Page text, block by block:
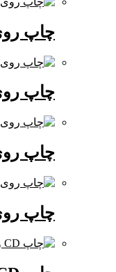
چاپ روی سنگ
چاپ روی چوب
چاپ روی چرم
چاپ روی پارچه